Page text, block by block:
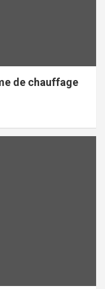
de chauffage